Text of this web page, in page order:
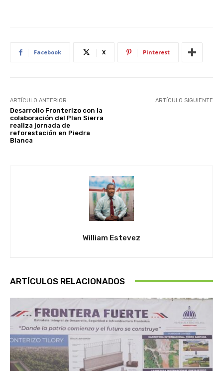
Facebook X Pinterest
ARTÍCULO ANTERIOR
Desarrollo Fronterizo con la
colaboración del Plan Sierra
realiza jornada de
reforestación en Piedra
Blanca
ARTÍCULO SIGUIENTE
William Estevez
ARTÍCULOS RELACIONADOS